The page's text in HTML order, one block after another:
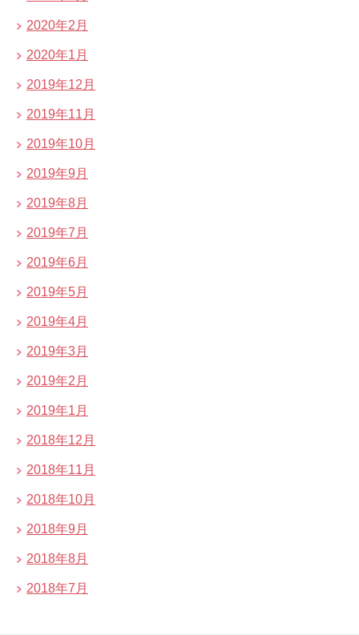
2020年2月
2020年1月
2019年12月
2019年11月
2019年10月
2019年9月
2019年8月
2019年7月
2019年6月
2019年5月
2019年4月
2019年3月
2019年2月
2019年1月
2018年12月
2018年11月
2018年10月
2018年9月
2018年8月
2018年7月